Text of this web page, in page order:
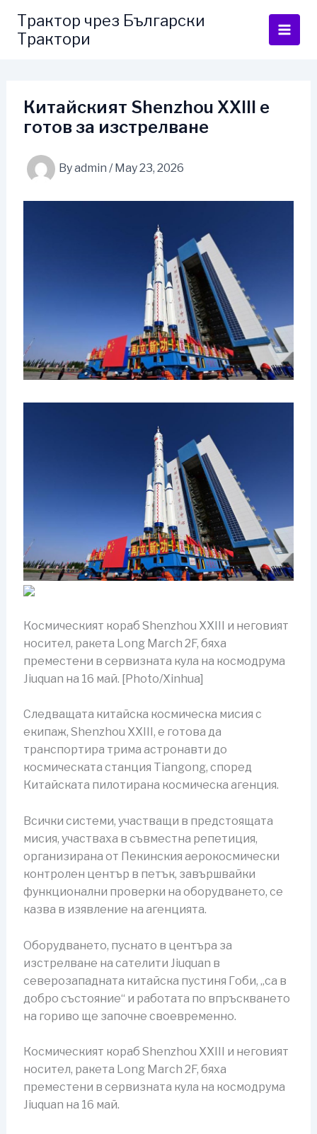
content
Трактор чрез Български
Трактори
Китайският Shenzhou XXIII е
готов за изстрелване
Byadmin / May 23, 2026
Космическият кораб Shenzhou XXIII и неговият
носител, ракета Long March 2F, бяха
преместени в сервизната кула на космодрума
Jiuquan на 16 май. [Photo/Xinhua]
Следващата китайска космическа мисия с
екипаж, Shenzhou XXIII, е готова да
транспортира трима астронавти до
космическата станция Tiangong, според
Китайската пилотирана космическа агенция.
Всички системи, участващи в предстоящата
мисия, участваха в съвместна репетиция,
организирана от Пекинския аерокосмически
контролен център в петък, завършвайки
функционални проверки на оборудването, се
казва в изявление на агенцията.
Оборудването, пуснато в центъра за
изстрелване на сателити Jiuquan в
северозападната китайска пустиня Гоби, „са в
добро състояние“ и работата по впръскването
на гориво ще започне своевременно.
Космическият кораб Shenzhou XXIII и неговият
носител, ракета Long March 2F, бяха
преместени в сервизната кула на космодрума
Jiuquan на 16 май.